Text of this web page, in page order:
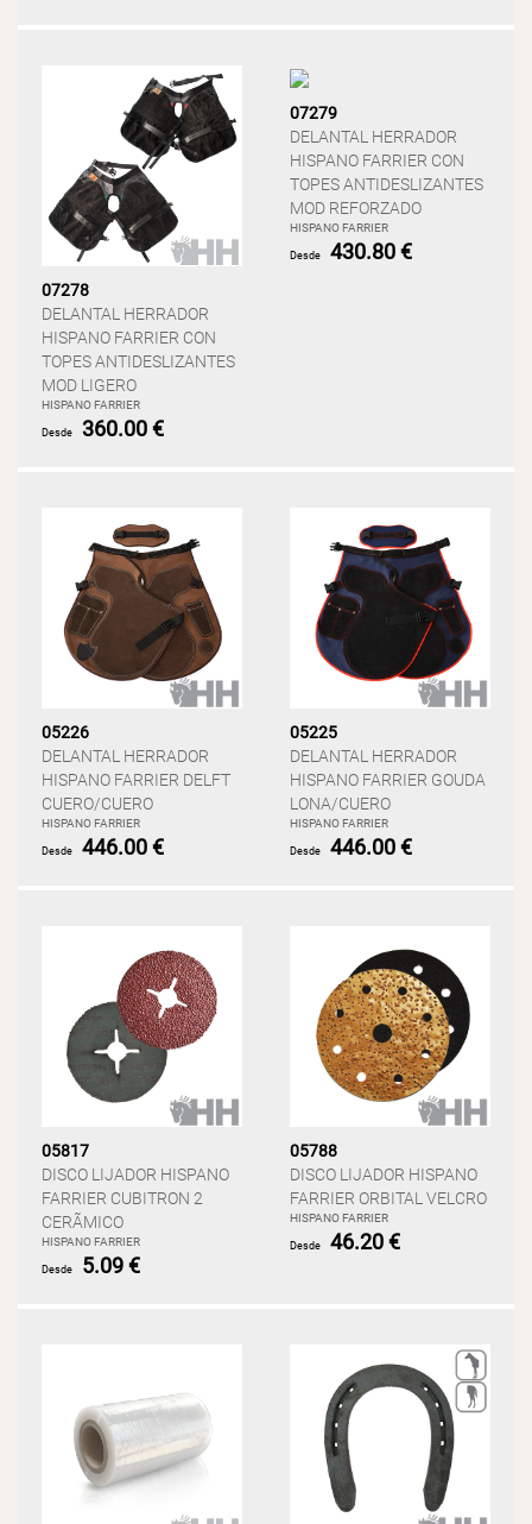
07278
DELANTAL HERRADOR
HISPANO FARRIER CON
TOPES ANTIDESLIZANTES
MOD LIGERO
HISPANO FARRIER
Desde 360.00 €
07279
DELANTAL HERRADOR
HISPANO FARRIER CON
TOPES ANTIDESLIZANTES
MOD REFORZADO
HISPANO FARRIER
Desde 430.80 €
05226
DELANTAL HERRADOR
HISPANO FARRIER DELFT
CUERO/CUERO
HISPANO FARRIER
Desde 446.00 €
05225
DELANTAL HERRADOR
HISPANO FARRIER GOUDA
LONA/CUERO
HISPANO FARRIER
Desde 446.00 €
05817
DISCO LIJADOR HISPANO
FARRIER CUBITRON 2
CERÃMICO
HISPANO FARRIER
Desde 5.09 €
05788
DISCO LIJADOR HISPANO
FARRIER ORBITAL VELCRO
HISPANO FARRIER
Desde 46.20 €